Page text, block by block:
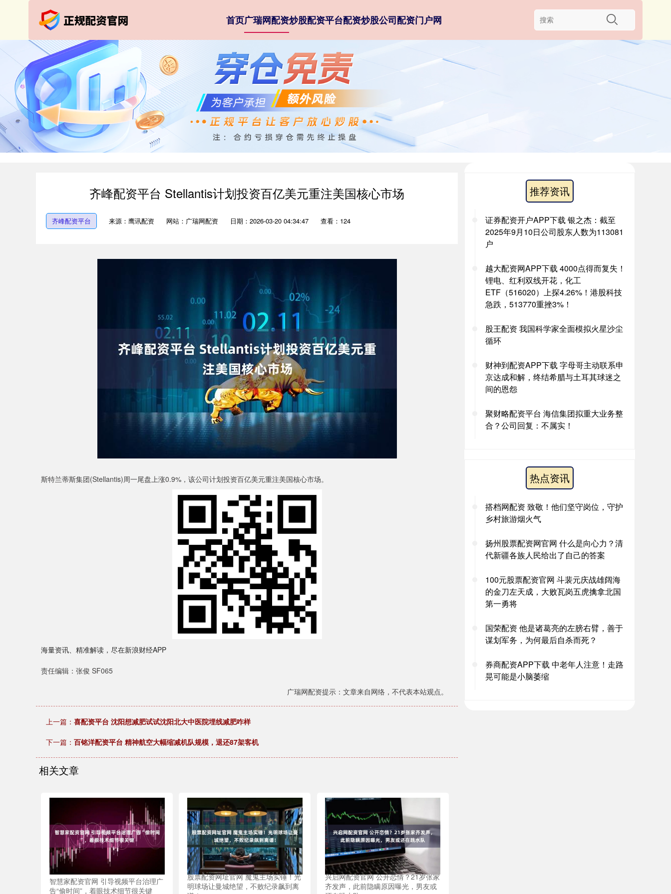
首页广瑞网配资炒股配资平台配资炒股公司配资门户网
齐峰配资平台 Stellantis计划投资百亿美元重注美国核心市场
齐峰配资平台 来源：鹰讯配资 网站：广瑞网配资 日期：2026-03-20 04:34:47 查看：124
斯特兰蒂斯集团(Stellantis)周一尾盘上涨0.9%，该公司计划投资百亿美元重注美国核心市场。
海量资讯、精准解读，尽在新浪财经APP
责任编辑：张俊 SF065
广瑞网配资提示：文章来自网络，不代表本站观点。
上一篇： 喜配资平台 沈阳想减肥试试沈阳北大中医院埋线减肥咋样
下一篇： 百铭洋配资平台 精神航空大幅缩减机队规模，退还87架客机
相关文章
智慧家配资官网 引导视频平台治理广
告“偷时间”，着眼技术细节很关键
股票配资网址官网 魔鬼主场实锤！光
明球场让曼城绝望，不败纪录飙到离
兴启网配资官网 公开恋情？21岁张家
齐发声，此前隐瞒原因曝光，男友或
推荐资讯
证券配资开户APP下载 银之杰：截至
2025年9月10日公司股东人数为113081
户
越大配资网APP下载 4000点得而复失！
锂电、红利双线开花，化工
ETF（516020）上探4.26%！港股科技
急跌，513770重挫3%！
股王配资 我国科学家全面模拟火星沙尘
循环
财神到配资APP下载 字母哥主动联系申
京达成和解，终结希腊与土耳其球迷之
间的恩怨
聚财略配资平台 海信集团拟重大业务整
合？公司回复：不属实！
热点资讯
搭档网配资 致敬！他们坚守岗位，守护
乡村旅游烟火气
扬州股票配资网官网 什么是向心力？清
代新疆各族人民给出了自己的答案
100元股票配资官网 斗裴元庆战雄阔海
的金刀左天成，大败瓦岗五虎擒拿北国
第一勇将
国荣配资 他是诸葛亮的左膀右臂，善于
谋划军务，为何最后自杀而死？
券商配资APP下载 中老年人注意！走路
晃可能是小脑萎缩